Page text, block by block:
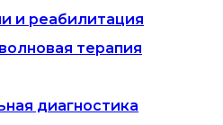
и реабилитация
терапия
диагностика